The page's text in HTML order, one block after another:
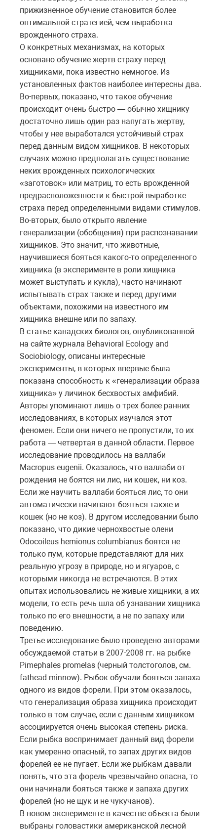
прижизненное обучение становится более
оптимальной стратегией, чем выработка
врожденного страха.
О конкретных механизмах, на которых
основано обучение жертв страху перед
хищниками, пока известно немногое. Из
установленных фактов наиболее интересны два.
Во-первых, показано, что такое обучение
происходит очень быстро — обычно хищнику
достаточно лишь один раз напугать жертву,
чтобы у нее выработался устойчивый страх
перед данным видом хищников. В некоторых
случаях можно предполагать существование
неких врожденных психологических
«заготовок» или матриц, то есть врожденной
предрасположенности к быстрой выработке
страха перед определенными видами стимулов.
Во-вторых, было открыто явление
генерализации (обобщения) при распознавании
хищников. Это значит, что животные,
научившиеся бояться какого-то определенного
хищника (в эксперименте в роли хищника
может выступать и кукла), часто начинают
испытывать страх также и перед другими
объектами, похожими на известного им
хищника внешне или по запаху.
В статье канадских биологов, опубликованной
на сайте журнала Behavioral Ecology and
Sociobiology, описаны интересные
эксперименты, в которых впервые была
показана способность к «генерализации образа
хищника» у личинок бесхвостых амфибий.
Авторы упоминают лишь о трех более ранних
исследованиях, в которых изучался этот
феномен. Если они ничего не пропустили, то их
работа — четвертая в данной области. Первое
исследование проводилось на валлаби
Macropus eugenii. Оказалось, что валлаби от
рождения не боятся ни лис, ни кошек, ни коз.
Если же научить валлаби бояться лис, то они
автоматически начинают бояться также и
кошек (но не коз). В другом исследовании было
показано, что дикие чернохвостые олени
Odocoileus hemionus columbianus боятся не
только пум, которые представляют для них
реальную угрозу в природе, но и ягуаров, с
которыми никогда не встречаются. В этих
опытах использовались не живые хищники, а их
модели, то есть речь шла об узнавании хищника
только по его внешности, а не по запаху или
поведению.
Третье исследование было проведено авторами
обсуждаемой статьи в 2007-2008 гг. на рыбке
Pimephales promelas (черный толстоголов, см.
fathead minnow). Рыбок обучали бояться запаха
одного из видов форели. При этом оказалось,
что генерализация образа хищника происходит
только в том случае, если с данным хищником
ассоциируется очень высокая степень риска.
Если рыбка воспринимает данный вид форели
как умеренно опасный, то запах других видов
форелей ее не пугает. Если же рыбкам давали
понять, что эта форель чрезвычайно опасна, то
они начинали бояться также и запаха других
форелей (но не щук и не чукучанов).
В новом эксперименте в качестве объекта были
выбраны головастики американской лесной